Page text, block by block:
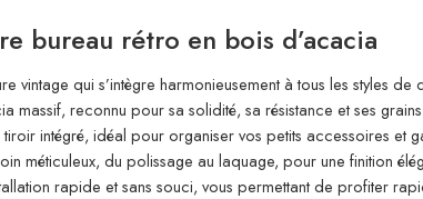
bureau rétro en bois d’acacia
vintage qui s’intègre harmonieusement à tous les styles de
massif, reconnu pour sa solidité, sa résistance et ses
intégré, idéal pour organiser vos petits accessoires et
méticuleux, du polissage au laquage, pour une finition
rapide et sans souci, vous permettant de profiter